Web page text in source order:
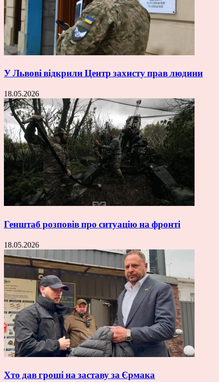
У Львові відкрили Центр захисту прав людини
18.05.2026
Генштаб розповів про ситуацію на фронті
18.05.2026
Хто дав гроші на заставу за Єрмака